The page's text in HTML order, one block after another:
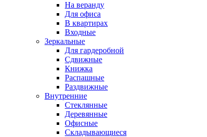
На веранду
Для офиса
В квартирах
Входные
Зеркальные
Для гардеробной
Сдвижные
Книжка
Распашные
Раздвижные
Внутренние
Стеклянные
Деревянные
Офисные
Складывающиеся